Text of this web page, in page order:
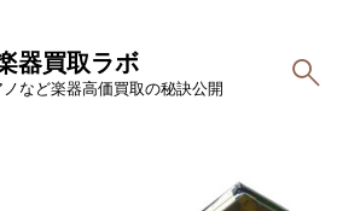
器買取ラボ
など楽器高価買取の秘訣公開